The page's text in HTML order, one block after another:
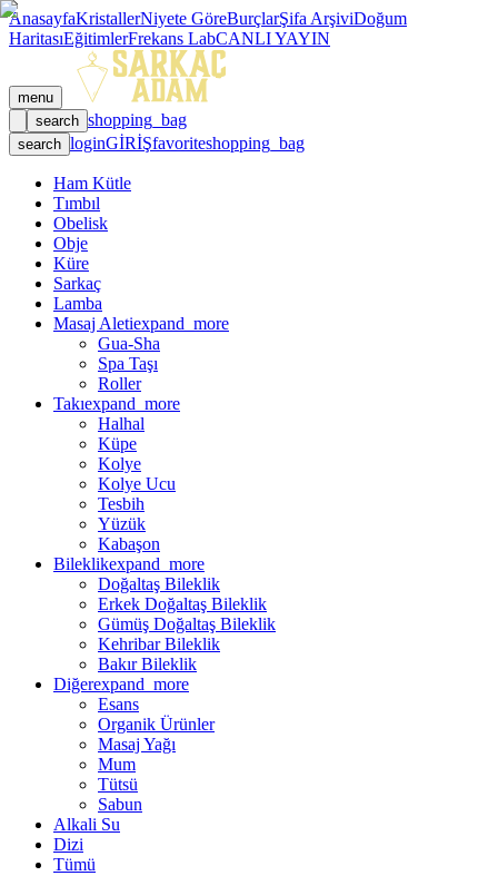
AnasayfaKristallerNiyete GöreBurçlarŞifa ArşiviDoğum
HaritasıEğitimlerFrekans LabCANLI YAYIN
menu
search shopping_bag
search loginGİRİŞfavoriteshopping_bag
Ham Kütle
Tımbıl
Obelisk
Obje
Küre
Sarkaç
Lamba
Masaj Aletiexpand_more
Gua-Sha
Spa Taşı
Roller
Takıexpand_more
Halhal
Küpe
Kolye
Kolye Ucu
Tesbih
Yüzük
Kabaşon
Bileklikexpand_more
Doğaltaş Bileklik
Erkek Doğaltaş Bileklik
Gümüş Doğaltaş Bileklik
Kehribar Bileklik
Bakır Bileklik
Diğerexpand_more
Esans
Organik Ürünler
Masaj Yağı
Mum
Tütsü
Sabun
Alkali Su
Dizi
Tümü